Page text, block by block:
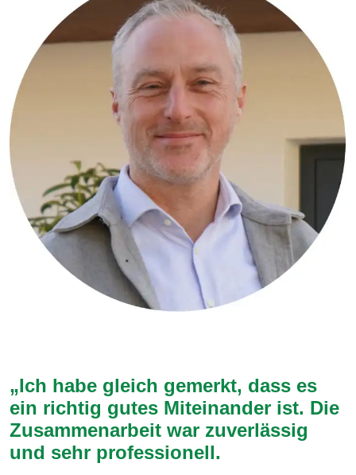
„Ich habe gleich gemerkt, dass es
ein richtig gutes Miteinander ist. Die
Zusammenarbeit war zuverlässig
und sehr professionell.